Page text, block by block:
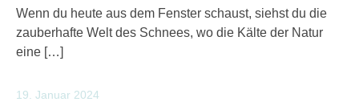
Wenn du heute aus dem Fenster schaust, siehst du die
zauberhafte Welt des Schnees, wo die Kälte der Natur
eine […]
19. Januar 2024